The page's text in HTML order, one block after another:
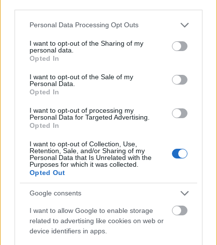
Please note that this website/app uses one or more Google
not limited to your visit or usage behaviour. You may click to
grant or deny consent to Google and its third-party tags to
use your data for below specified purposes in below Google
consent section.
Personal Data Processing Opt Outs
I want to opt-out of the Sharing of my
personal data.
Opted In
I want to opt-out of the Sale of my
Personal Data.
Opted In
I want to opt-out of processing my
Personal Data for Targeted Advertising.
Opted In
I want to opt-out of Collection, Use,
Retention, Sale, and/or Sharing of my
Personal Data that Is Unrelated with the
Purposes for which it was collected.
Opted Out
Google consents
I want to allow Google to enable storage
related to advertising like cookies on web or
device identifiers in apps.
Hitelfordulat 2026: elzárja a pénzcsapot az
állam